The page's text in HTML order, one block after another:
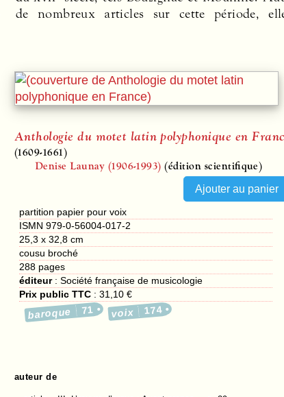
de nombreux articles sur cette période,
Anthologie du motet latin polyphonique en
(1609-1661)
Denise Launay (1906-1993) (édition scientifique)
partition papier pour voix
ISMN 979-0-56004-017-2
25,3 x 32,8 cm
cousu broché
288 pages
éditeur:Société française de musicologie
Prix public TTC :31,10 €
baroque 71 voix 174
auteur de